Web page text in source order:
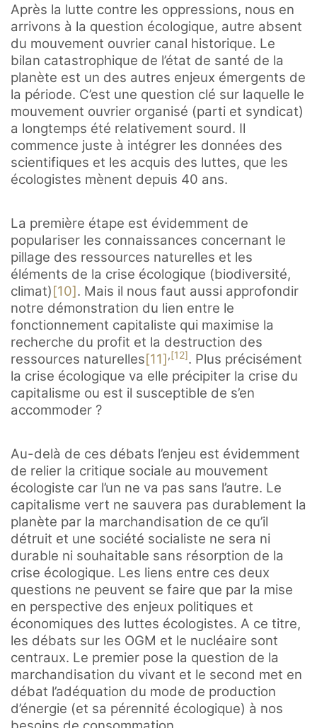
Après la lutte contre les oppressions, nous en
arrivons à la question écologique, autre absent
du mouvement ouvrier canal historique. Le
bilan catastrophique de l’état de santé de la
planète est un des autres enjeux émergents de
la période. C’est une question clé sur laquelle le
mouvement ouvrier organisé (parti et syndicat)
a longtemps été relativement sourd. Il
commence juste à intégrer les données des
scientifiques et les acquis des luttes, que les
écologistes mènent depuis 40 ans.
La première étape est évidemment de
populariser les connaissances concernant le
pillage des ressources naturelles et les
éléments de la crise écologique (biodiversité,
climat)[10]. Mais il nous faut aussi approfondir
notre démonstration du lien entre le
fonctionnement capitaliste qui maximise la
recherche du profit et la destruction des
ressources naturelles[11],[12]. Plus précisément
la crise écologique va elle précipiter la crise du
capitalisme ou est il susceptible de s’en
accommoder ?
Au-delà de ces débats l’enjeu est évidemment
de relier la critique sociale au mouvement
écologiste car l’un ne va pas sans l’autre. Le
capitalisme vert ne sauvera pas durablement la
planète par la marchandisation de ce qu’il
détruit et une société socialiste ne sera ni
durable ni souhaitable sans résorption de la
crise écologique. Les liens entre ces deux
questions ne peuvent se faire que par la mise
en perspective des enjeux politiques et
économiques des luttes écologistes. A ce titre,
les débats sur les OGM et le nucléaire sont
centraux. Le premier pose la question de la
marchandisation du vivant et le second met en
débat l’adéquation du mode de production
d’énergie (et sa pérennité écologique) à nos